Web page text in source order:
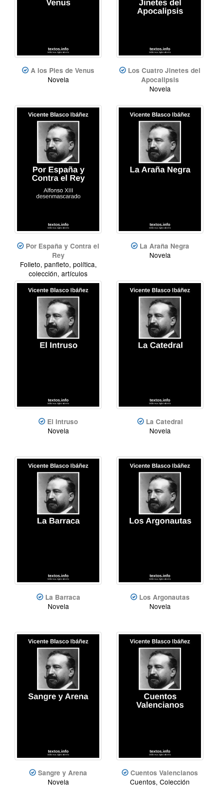
A los Pies de Venus
Novela
Los Cuatro Jinetes del
Apocalipsis
Novela
Por España y Contra el
Rey
Folleto, panfleto, política,
colección, artículos
La Araña Negra
Novela
El Intruso
Novela
La Catedral
Novela
La Barraca
Novela
Los Argonautas
Novela
Sangre y Arena
Novela
Cuentos Valencianos
Cuentos, Colección